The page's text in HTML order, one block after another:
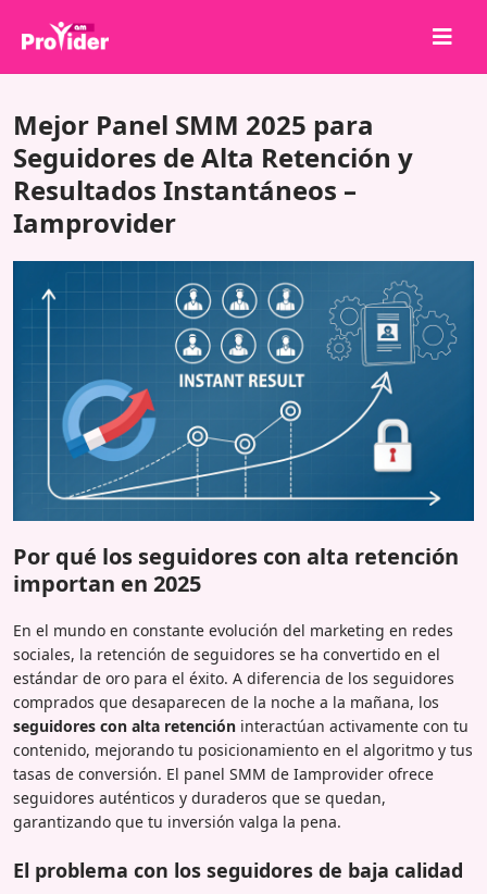
Sobre nosotros
Iniciar sesión
Registrarse
Servicios
API
Mejor Panel SMM 2025 para
Seguidores de Alta Retención y
Resultados Instantáneos –
Iamprovider
Por qué los seguidores con alta retención
importan en 2025
En el mundo en constante evolución del marketing en redes
sociales, la retención de seguidores se ha convertido en el
estándar de oro para el éxito. A diferencia de los seguidores
comprados que desaparecen de la noche a la mañana, los
seguidores con alta retención interactúan activamente con tu
contenido, mejorando tu posicionamiento en el algoritmo y tus
tasas de conversión. El panel SMM de Iamprovider ofrece
seguidores auténticos y duraderos que se quedan,
garantizando que tu inversión valga la pena.
El problema con los seguidores de baja calidad